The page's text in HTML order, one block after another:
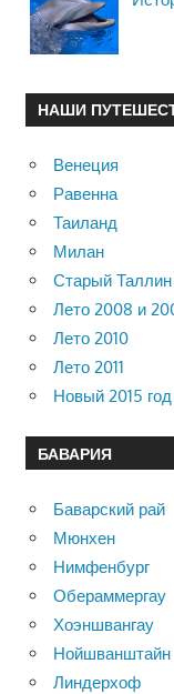
НАШИ
Венеция
Равенна
Таиланд
Милан
Старый Таллин
Лето 2008 и
Лето 2010
Лето 2011
Новый 2015 год
БАВАРИЯ
Баварский рай
Мюнхен
Нимфенбург
Обераммергау
Хоэншвангау
Нойшванштайн
Линдерхоф